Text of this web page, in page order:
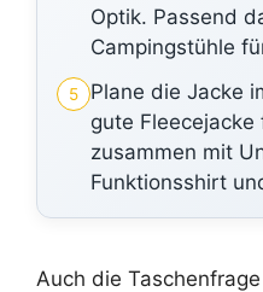
Optik. Passend
Campingstühle
5
Plane die Jacke
gute
zusammen mit
Funktionsshirt
Auch die